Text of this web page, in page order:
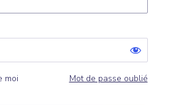
Mot de passe oublié
moi